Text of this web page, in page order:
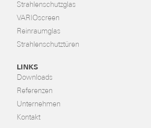
Strahlenschutzglas
VARIOscreen
Reinraumglas
Strahlenschutztüren
LINKS
Downloads
Referenzen
Unternehmen
Kontakt